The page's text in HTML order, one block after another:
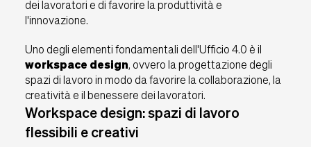
Contatti
IT EU UK USA
dei lavoratori e di favorire la produttività e
l'innovazione.
Uno degli elementi fondamentali dell'Ufficio 4.0 è il
workspace design, ovvero la progettazione degli
spazi di lavoro in modo da favorire la collaborazione, la
creatività e il benessere dei lavoratori.
Workspace design: spazi di lavoro
flessibili e creativi